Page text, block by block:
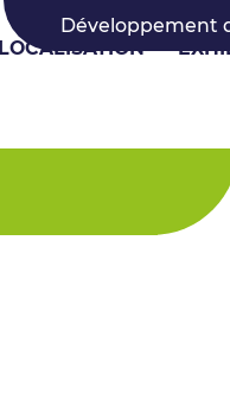
Développement
LOCALISATION